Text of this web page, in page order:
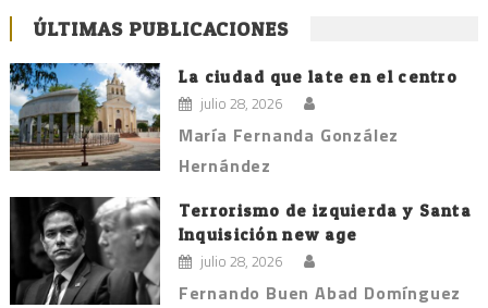
ÚLTIMAS PUBLICACIONES
La ciudad que late en el centro
julio 28, 2026
María Fernanda González
Hernández
Terrorismo de izquierda y Santa
Inquisición new age
julio 28, 2026
Fernando Buen Abad Domínguez